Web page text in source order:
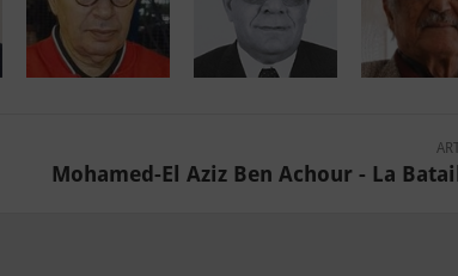
Mohamed-El Aziz Ben Achour - La